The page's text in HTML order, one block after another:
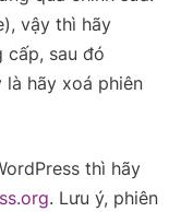
vậy thì hãy
cấp, sau đó
là hãy xoá phiên
thì hãy
. Lưu ý, phiên